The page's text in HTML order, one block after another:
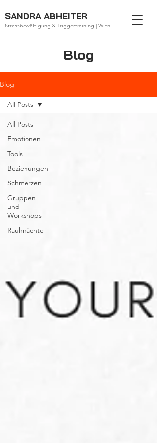
SANDRA ABHEITER
Stressbewältigung & Triggertraining | Wien
Blog
Blog
All Posts
Emotionen
Tools
Beziehungen
Schmerzen
Gruppen
und
Workshops
Rauhnächte
All Posts